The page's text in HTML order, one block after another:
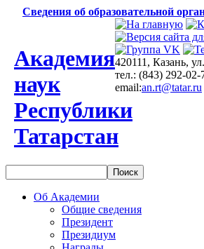
Сведения об образовательной
Академия
наук
Республики
Татарстан
420111, Казань,
тел.: (843) 292-
email:an.rt@tatar.ru
Об Академии
Общие сведения
Президент
Президиум